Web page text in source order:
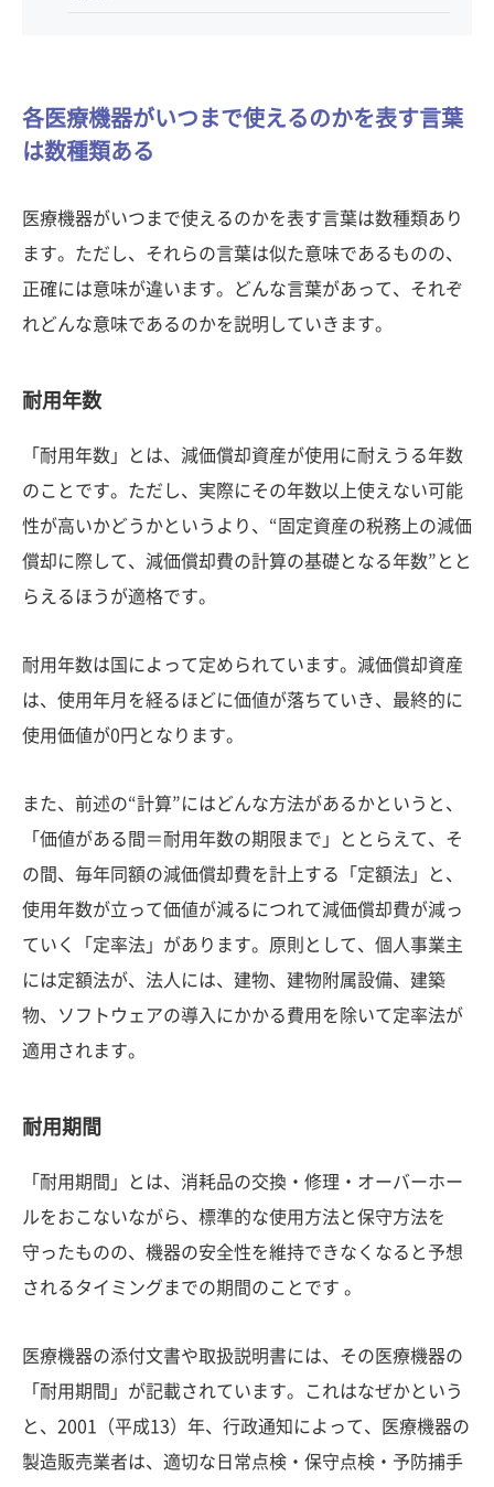
各医療機器がいつまで使えるのかを表す言葉
は数種類ある
医療機器がいつまで使えるのかを表す言葉は数種類あり
ます。ただし、それらの言葉は似た意味であるものの、
正確には意味が違います。どんな言葉があって、それぞ
れどんな意味であるのかを説明していきます。
耐用年数
「耐用年数」とは、減価償却資産が使用に耐えうる年数
のことです。ただし、実際にその年数以上使えない可能
性が高いかどうかというより、“固定資産の税務上の減価
償却に際して、減価償却費の計算の基礎となる年数”とと
らえるほうが適格です。
耐用年数は国によって定められています。減価償却資産
は、使用年月を経るほどに価値が落ちていき、最終的に
使用価値が0円となります。
また、前述の“計算”にはどんな方法があるかというと、
「価値がある間＝耐用年数の期限まで」ととらえて、そ
の間、毎年同額の減価償却費を計上する「定額法」と、
使用年数が立って価値が減るにつれて減価償却費が減っ
ていく「定率法」があります。原則として、個人事業主
には定額法が、法人には、建物、建物附属設備、建築
物、ソフトウェアの導入にかかる費用を除いて定率法が
適用されます。
耐用期間
「耐用期間」とは、消耗品の交換・修理・オーバーホー
ルをおこないながら、標準的な使用方法と保守方法を
守ったものの、機器の安全性を維持できなくなると予想
されるタイミングまでの期間のことです 。
医療機器の添付文書や取扱説明書には、その医療機器の
「耐用期間」が記載されています。これはなぜかという
と、2001（平成13）年、行政通知によって、医療機器の
製造販売業者は、適切な日常点検・保守点検・予防捕手